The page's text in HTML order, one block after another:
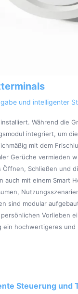
und intelligenter
Während die
integriert, um
mit dem
Gerüche vermieden
Schließen und
mit einem Smart
sind modular
Vorlieben
hochwertigeres und
Steuerung und